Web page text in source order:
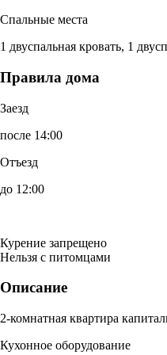
Спальные места
1 двуспальная кровать, 1
Правила дома
Заезд
после 14:00
Отъезд
до 12:00
Курение запрещено
Нельзя с питомцами
Описание
2-комнатная квартира
Кухонное оборудование